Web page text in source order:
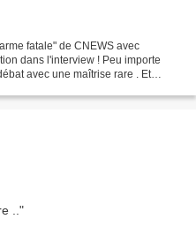
fatale" de CNEWS avec
dans l'interview ! Peu importe
avec une maîtrise rare . Et